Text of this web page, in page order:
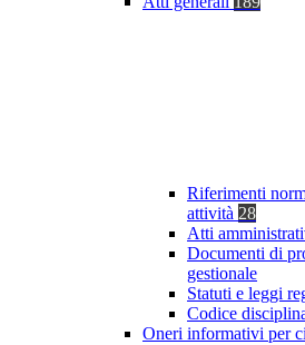
Riferimenti
attività 28
Atti
Documenti di
gestionale
Statuti e leggi
Codice
Oneri informativi per